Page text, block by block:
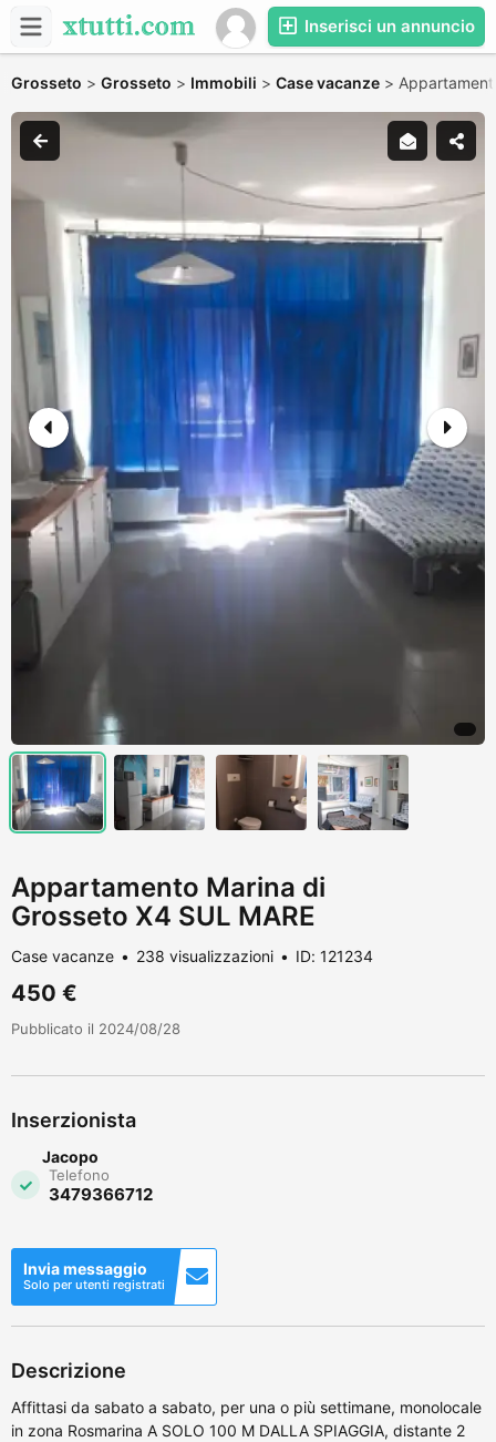
Inserisci un annuncio
Grosseto > Grosseto > Immobili > Case vacanze >
Appartamento Marina di
Grosseto X4 SUL MARE
Case vacanze 238 visualizzazioni ID: 121234
450 €
Pubblicato il 2024/08/28
Inserzionista
Jacopo
Telefono
3479366712
Invia messaggio
Solo per utenti registrati
Descrizione
Affittasi da sabato a sabato, per una o più settimane, monolocale
in zona Rosmarina A SOLO 100 M DALLA SPIAGGIA, distante 2